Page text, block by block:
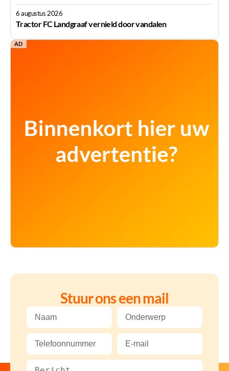
6 augustus 2026
Tractor FC Landgraaf vernield door vandalen
AD
Stuur ons een mail